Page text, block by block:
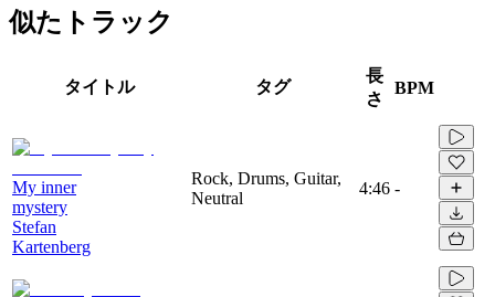
似たトラック
タイトル タグ
長
さ
BPM
My inner
mystery
Stefan
Kartenberg
Rock, Drums, Guitar,
Neutral
4:46 -